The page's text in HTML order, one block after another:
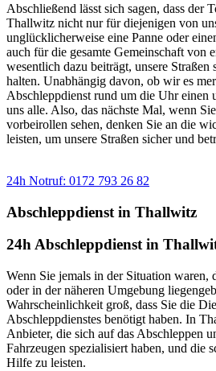
Abschließend lässt sich sagen, dass der
Thallwitz nicht nur für diejenigen von
unglücklicherweise eine Panne oder
auch für die gesamte Gemeinschaft von
wesentlich dazu beiträgt, unsere Straßen
halten. Unabhängig davon, ob wir es
Abschleppdienst rund um die Uhr einen
uns alle. Also, das nächste Mal, wenn
vorbeirollen sehen, denken Sie an die
leisten, um unsere Straßen sicher und
24h Notruf: 0172 793 26 82
Abschleppdienst in Thallwitz
24h Abschleppdienst in
Wenn Sie jemals in der Situation
oder in der näheren Umgebung
Wahrscheinlichkeit groß, dass Sie die
Abschleppdienstes benötigt haben. In
Anbieter, die sich auf das Abschleppen
Fahrzeugen spezialisiert haben, und die
Hilfe zu leisten.